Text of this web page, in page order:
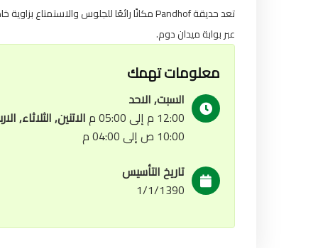
تعد حديقة Pandhof مكانًا رائعًا للجلوس والاستمتاع بزاوية خاصة في
عبر بوابة ميدان دوم.
معلومات تهمك
السبت, الاحد
12:00 م إلى 05:00 م
الاتنين, الثلاثاء,
10:00 ص إلى 04:00 م
تاريخ التأسيس
1/1/1390